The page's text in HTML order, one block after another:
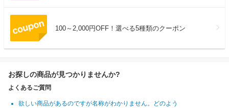
100～2,000円OFF！選べる5種類のクーポン
お探しの商品が見つかりませんか?
よくあるご質問
欲しい商品があるのですが名称がわかりません。どのよう